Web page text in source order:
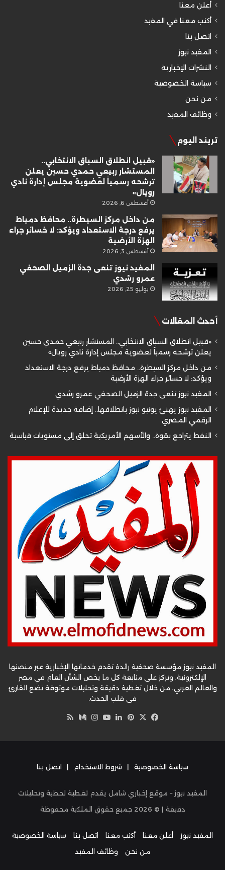
أعلن معنا
أكتب معنا في المفيد
اتصل بنا
المفيد نيوز
النشرات الإخبارية
سياسة الخصوصية
من نحن
وظائف المفيد
تريند اليوم
«قبيل انطلاق السباق الانتخابي..
المستشار ربيعي حمدي حسين يعلن
ترشحه رسمياً لعضوية مجلس إدارة نادي
رويال»
أغسطس 6, 2026
من داخل مركز السيطرة.. محافظ دمياط
يرفع درجة الاستعداد ويؤكد: لا خسائر جراء
الهزة الأرضية
أغسطس 3, 2026
المفيد نيوز تنعى جدة الزميل الصحفي
عمرو رشدي
يوليو 25, 2026
أحدث المقالات
«قبيل انطلاق السباق الانتخابي.. المستشار ربيعي حمدي حسين
يعلن ترشحه رسمياً لعضوية مجلس إدارة نادي رويال»
من داخل مركز السيطرة.. محافظ دمياط يرفع درجة الاستعداد
ويؤكد: لا خسائر جراء الهزة الأرضية
المفيد نيوز تنعى جدة الزميل الصحفي عمرو رشدي
المفيد نيوز يهنئ يونيو نيوز بانطلاقها.. إضافة جديدة للإعلام
الرقمي المصري
النفط يتراجع بقوة.. والأسهم الأمريكية تحلق إلى مستويات قياسية
المفيد نيوز مؤسسة صحفية رائدة تقدم خدماتها الإخبارية عبر منصتها
الإلكترونية، وتركز على متابعة كل ما يخص الشأن العام في مصر
والعالم العربي، من خلال تغطية دقيقة وتحليلات موثوقة تضع القارئ
في قلب الحدث.
فيسبوك
‫X بينتيريست
لينكدإن‫YouTube
انستقرام
وسط
سياسة الخصوصية | شروط الاستخدام | اتصل بنا
المفيد نيوز – موقع إخباري شامل يقدم تغطية لحظية وتحليلات
دقيقة | © 2026 جميع حقوق الملكية محفوظة
المفيد نيوز أعلن معنا أكتب معنا اتصل بنا
سياسة الخصوصية
من نحن
وظائف المفيد